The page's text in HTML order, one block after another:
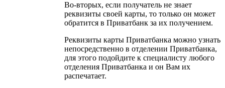
Во-вторых, если получатель не знает
реквизиты своей карты, то только он может
обратится в Приватбанк за их получением.
Реквизиты карты Приватбанка можно узнать
непосредственно в отделении Приватбанка,
для этого подойдите к специалисту любого
отделения Приватбанка и он Вам их
распечатает.